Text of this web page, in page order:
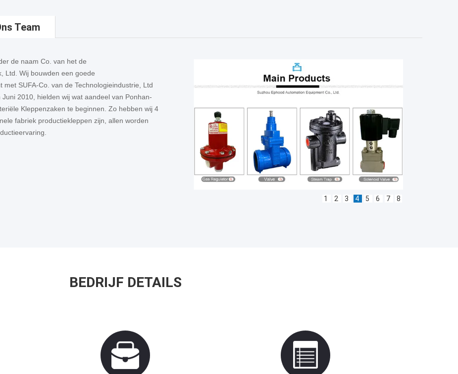
Team
de naam Co. van het de
Ltd. Wij bouwden een goede
SUFA-Co. van de Technologieindustrie, Ltd
2010, hielden wij wat aandeel van Ponhan-
Kleppenzaken te beginnen. Zo hebben wij 4
fabriek productiekleppen zijn, allen worden
1 2 3 4 5 6 7 8
BEDRIJF DETAILS